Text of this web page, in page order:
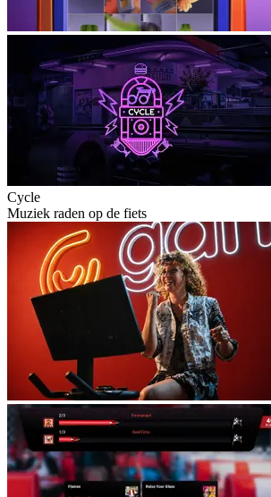
Cycle
Muziek raden op de fiets